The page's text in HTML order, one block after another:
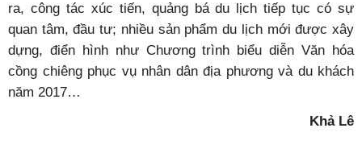
ra, công tác xúc tiến, quảng bá du lịch tiếp tục có sự
quan tâm, đầu tư; nhiều sản phẩm du lịch mới được xây
dựng, điển hình như Chương trình biểu diễn Văn hóa
cồng chiêng phục vụ nhân dân địa phương và du khách
năm 2017…
Khả Lê